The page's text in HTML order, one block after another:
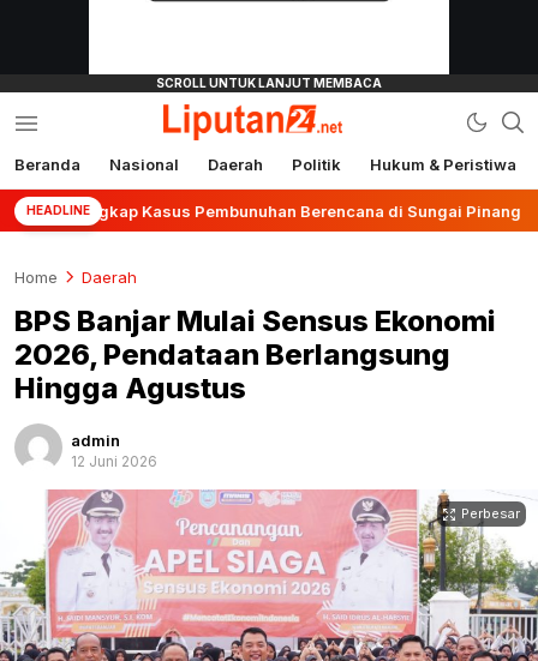
liputan24.net
Beranda Nasional Daerah Politik Hukum & Peristiwa
HEADLINEKasus Pembunuhan Berencana di Sungai Pinang
Home Daerah
BPS Banjar Mulai Sensus Ekonomi
2026, Pendataan Berlangsung
Hingga Agustus
admin
12 Juni 2026
Perbesar